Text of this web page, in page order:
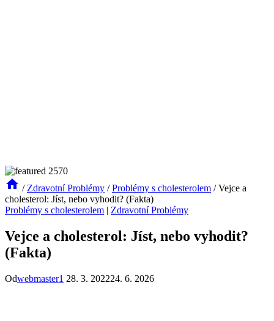
/ Zdravotní Problémy / Problémy s cholesterolem / Vejce a
cholesterol: Jíst, nebo vyhodit? (Fakta)
Problémy s cholesterolem | Zdravotní Problémy
Vejce a cholesterol: Jíst, nebo vyhodit?
(Fakta)
Odwebmaster1 28. 3. 202224. 6. 2026